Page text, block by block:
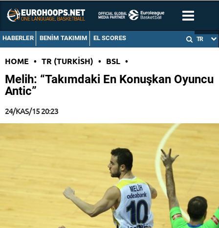
HABERLER BENIM TAKIMIM EL SCORES TR
HOME • TR (TURKISH) • BSL •
Melih: “Takımdaki En Konuşkan Oyuncu
Antic”
24/KAS/15 20:23